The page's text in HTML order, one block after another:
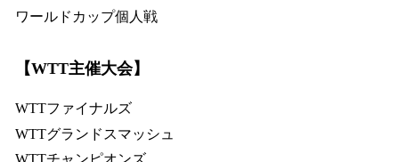
ワールドカップ個人戦
【WTT主催大会】
WTTファイナルズ
WTTグランドスマッシュ